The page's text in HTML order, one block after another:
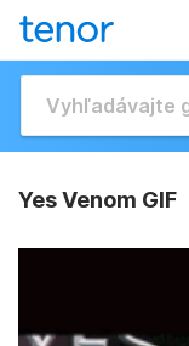
Yes Venom GIF